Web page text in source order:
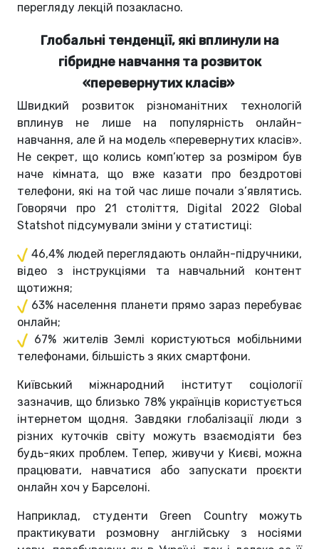
перегляду лекцій позакласно.
Глобальні тенденції, які вплинули на
гібридне навчання та розвиток
«перевернутих класів»
Швидкий розвиток різноманітних технологій
вплинув не лише на популярність онлайн-
навчання, але й на модель «перевернутих класів».
Не секрет, що колись комп’ютер за розміром був
наче кімната, що вже казати про бездротові
телефони, які на той час лише почали з’являтись.
Говорячи про 21 століття, Digital 2022 Global
Statshot підсумували зміни у статистиці:
46,4% людей переглядають онлайн-підручники,
відео з інструкціями та навчальний контент
щотижня;
63% населення планети прямо зараз перебуває
онлайн;
67% жителів Землі користуються мобільними
телефонами, більшість з яких смартфони.
Київський міжнародний інститут соціології
зазначив, що близько 78% українців користується
інтернетом щодня. Завдяки глобалізації люди з
різних куточків світу можуть взаємодіяти без
будь-яких проблем. Тепер, живучи у Києві, можна
працювати, навчатися або запускати проєкти
онлайн хоч у Барселоні.
Наприклад, студенти Green Country можуть
практикувати розмовну англійську з носіями